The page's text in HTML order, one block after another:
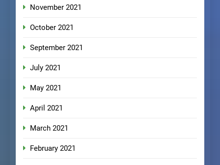
November 2021
October 2021
September 2021
July 2021
May 2021
April 2021
March 2021
February 2021